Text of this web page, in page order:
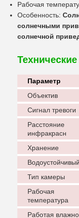
Рабочая
Особенность:
солнечными
солнечной
Параметр
Объектив
Сигнал тревоги
Расстояние
инфракрасн
Хранение
Водоустойчивый
Тип камеры
Рабочая
температура
Работая